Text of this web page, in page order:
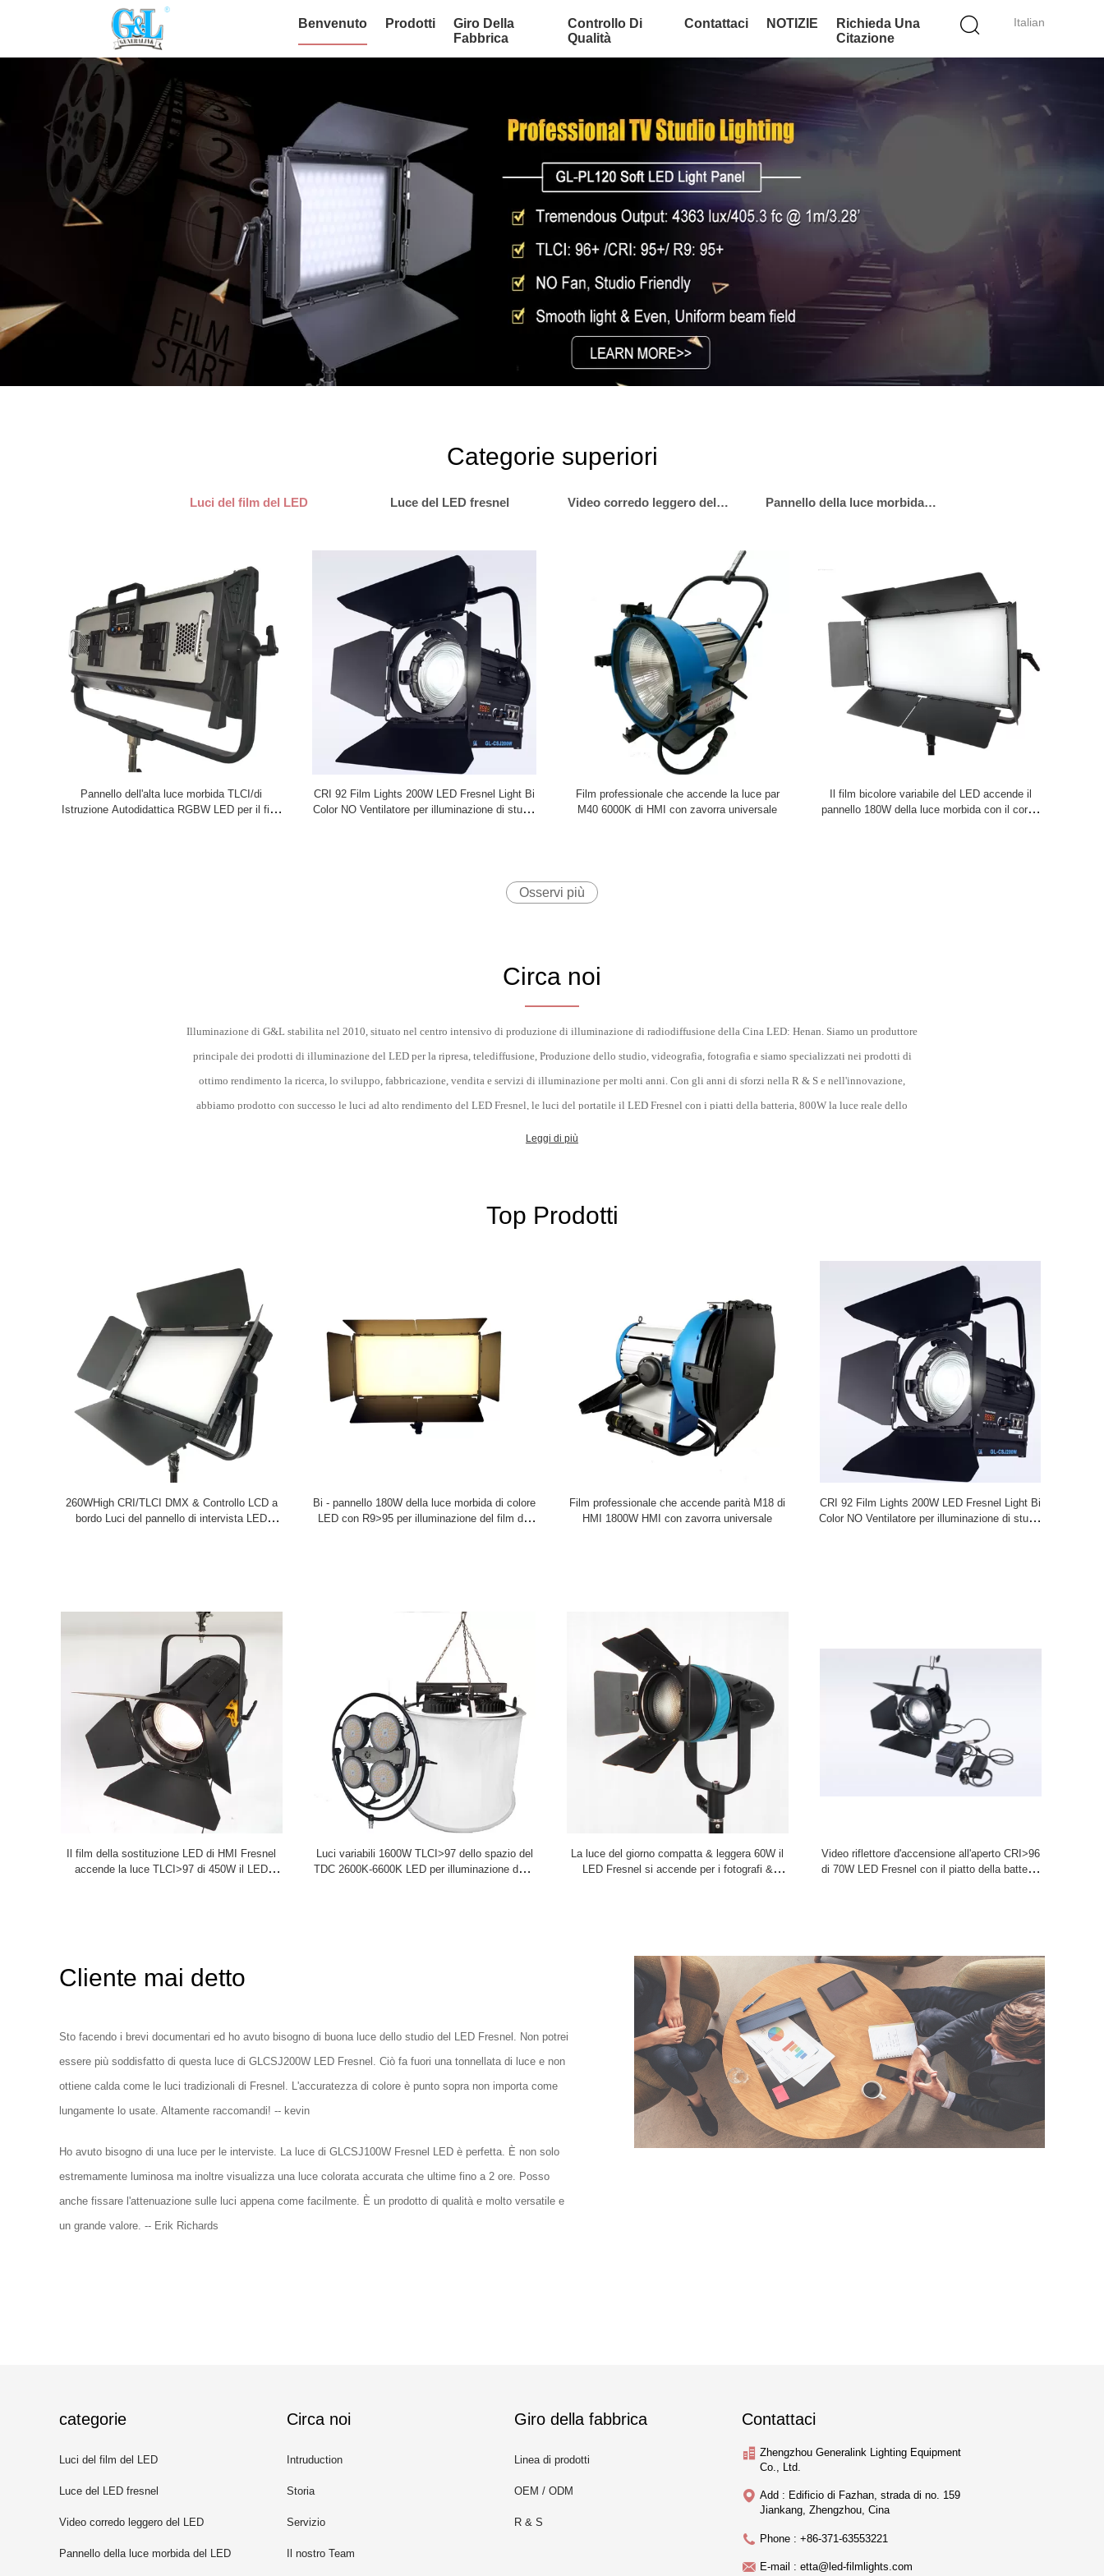
Italian
Benvenuto Prodotti
Giro Della
Fabbrica
Controllo Di
Qualità
Contattaci NOTIZIE
Richieda Una
Citazione
Categorie superiori
Luci del film del LED Luce del LED fresnel Video corredo leggero del LED Pannello della luce morbida del LED
Pannello dell'alta luce morbida TLCI/di
Istruzione Autodidattica RGBW LED per il film
CRI 92 Film Lights 200W LED Fresnel Light Bi
Color NO Ventilatore per illuminazione di studio
Film professionale che accende la luce par
M40 6000K di HMI con zavorra universale
Il film bicolore variabile del LED accende il
pannello 180W della luce morbida con il corpo
Osservi più
Circa noi
Illuminazione di G&L stabilita nel 2010, situato nel centro intensivo di produzione di illuminazione di radiodiffusione della Cina LED: Henan. Siamo un produttore
principale dei prodotti di illuminazione del LED per la ripresa, telediffusione, Produzione dello studio, videografia, fotografia e siamo specializzati nei prodotti di
ottimo rendimento la ricerca, lo sviluppo, fabbricazione, vendita e servizi di illuminazione per molti anni. Con gli anni di sforzi nella R & S e nell'innovazione,
abbiamo prodotto con successo le luci ad alto rendimento del LED Fresnel, le luci del portatile il LED Fresnel con i piatti della batteria, 800W la luce reale dello
leggera più alta, alto TLCI/CRI e illuminotecnica di ottimo rendimento silenziosa del LED per soddisfare il livello del requisito di illuminazione del film e dello
- Produzione redditizia & sistema rigoroso altamente qualificato & del tecnico di qualità per garantire la qualità dei nostri prodotti.
- Il nostro servizio di distribuzione rapido.
- La nostre conoscenza ed esperienza in illuminazione professionale del film e di radiodiffusione del LED sono tutto il vostro vantaggio. Abbiamo fatto il servizio del
ODM dell'OEM per alcuni dei nostri clienti nel mercato internazionale.
- Tutto il nostro prodotto delle luci del LED è CE e Rohn ha certificato
efficienze e più economizzatori d'energia del LED attacchi il nostro mondo.
Leggi di più
Top Prodotti
260WHigh CRI/TLCI DMX & Controllo LCD a
bordo Luci del pannello di intervista LED
Bi - pannello 180W della luce morbida di colore
LED con R9>95 per illuminazione del film del
Film professionale che accende parità M18 di
HMI 1800W HMI con zavorra universale
CRI 92 Film Lights 200W LED Fresnel Light Bi
Color NO Ventilatore per illuminazione di studio
Il film della sostituzione LED di HMI Fresnel
accende la luce TLCI>97 di 450W il LED
Luci variabili 1600W TLCI>97 dello spazio del
TDC 2600K-6600K LED per illuminazione dello
La luce del giorno compatta & leggera 60W il
LED Fresnel si accende per i fotografi &
Video riflettore d'accensione all'aperto CRI>96
di 70W LED Fresnel con il piatto della batteria
Cliente mai detto
Sto facendo i brevi documentari ed ho avuto bisogno di buona luce dello studio del LED Fresnel. Non potrei
essere più soddisfatto di questa luce di GLCSJ200W LED Fresnel. Ciò fa fuori una tonnellata di luce e non
ottiene calda come le luci tradizionali di Fresnel. L'accuratezza di colore è punto sopra non importa come
lungamente lo usate. Altamente raccomandi! -- kevin
Ho avuto bisogno di una luce per le interviste. La luce di GLCSJ100W Fresnel LED è perfetta. È non solo
estremamente luminosa ma inoltre visualizza una luce colorata accurata che ultime fino a 2 ore. Posso
anche fissare l'attenuazione sulle luci appena come facilmente. È un prodotto di qualità e molto versatile e
un grande valore. -- Erik Richards
categorie
Luci del film del LED
Luce del LED fresnel
Video corredo leggero del LED
Pannello della luce morbida del LED
Circa noi
Intruduction
Storia
Servizio
Il nostro Team
Giro della fabbrica
Linea di prodotti
OEM / ODM
R & S
Contattaci
Zhengzhou Generalink Lighting Equipment
Co., Ltd.
Add : Edificio di Fazhan, strada di no. 159
Jiankang, Zhengzhou, Cina
Phone : +86-371-63553221
E-mail : etta@led-filmlights.com